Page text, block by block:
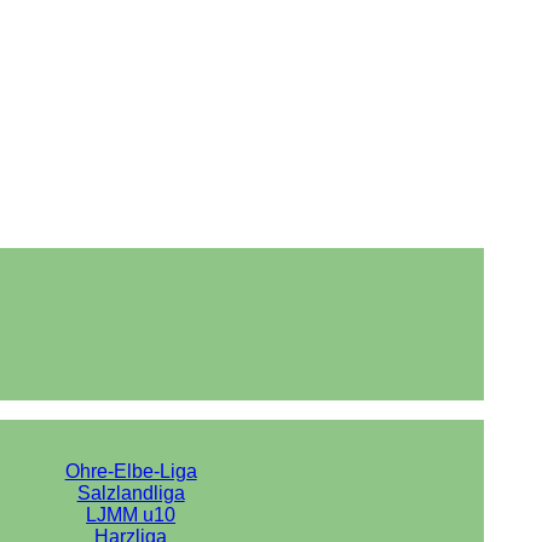
Ohre-Elbe-Liga
Salzlandliga
LJMM u10
Harzliga